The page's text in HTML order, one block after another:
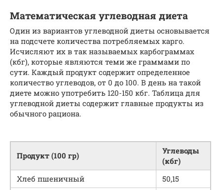
Математическая углеводная диета
Один из вариантов углеводной диеты основывается
на подсчете количества потребляемых карго.
Исчисляют их в так называемых карбограммах
(кбг), которые являются теми же граммами по
сути. Каждый продукт содержит определенное
количество углеводов, от 0 до 100. В день на такой
диете можно употребить 120-150 кбг. Таблица для
углеводной диеты содержит главные продукты из
обычного рациона.
Продукт (100 гр)
Углеводы
(кбг)
Хлеб пшеничный
50,15